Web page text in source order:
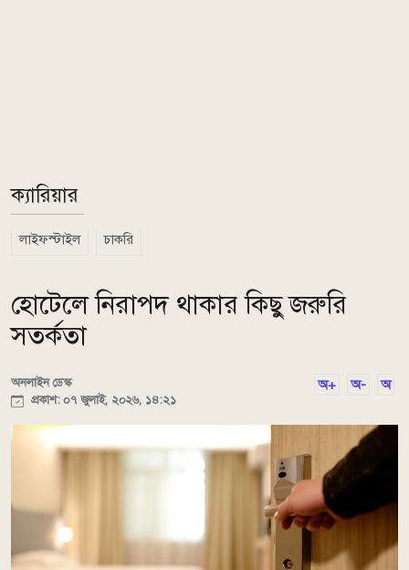
ক্যারিয়ার
লাইফস্টাইল চাকরি
হোটেলে নিরাপদ থাকার কিছু জরুরি
সতর্কতা
অনলাইন ডেস্ক
প্রকাশ: ০৭ জুলাই, ২০২৬, ১৪:২১
অ+ অ- অ